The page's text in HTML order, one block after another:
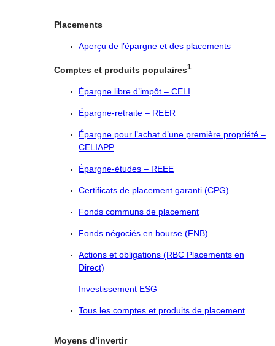
Placements
Aperçu de l’épargne et des placements
Comptes et produits populaires1
Épargne libre d’impôt – CELI
Épargne-retraite – REER
Épargne pour l’achat d’une première propriété –
CELIAPP
Épargne-études – REEE
Certificats de placement garanti (CPG)
Fonds communs de placement
Fonds négociés en bourse (FNB)
Actions et obligations (RBC Placements en
Direct)
Investissement ESG
Tous les comptes et produits de placement
Moyens d’invertir